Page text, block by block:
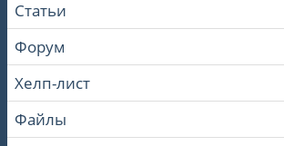
Статьи
Форум
Хелп-лист
Файлы